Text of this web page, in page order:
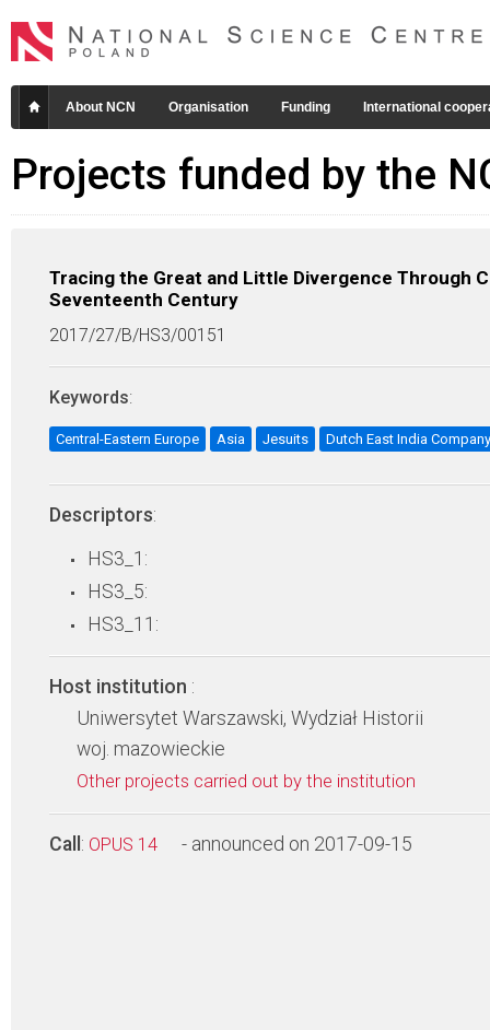
About NCN Organisation Funding International
Projects funded by the
Tracing the Great and Little Divergence Through
Seventeenth Century
2017/27/B/HS3/00151
Keywords:
Central-Eastern Europe Asia Jesuits Dutch East India Company
Descriptors:
HS3_1:
HS3_5:
HS3_11:
Host institution :
Uniwersytet Warszawski, Wydział Historii
woj. mazowieckie
Other projects carried out by the institution
Call : OPUS 14 - announced on 2017-09-15